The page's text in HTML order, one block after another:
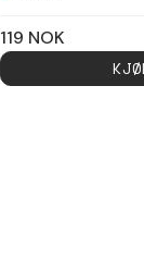
119 NOK